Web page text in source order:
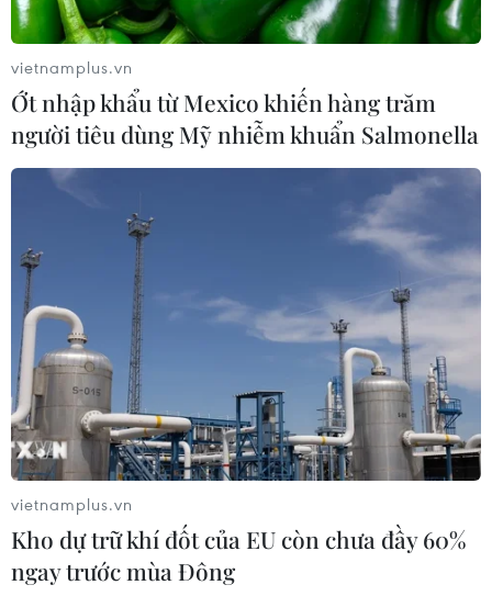
vietnamplus.vn
Ớt nhập khẩu từ Mexico khiến hàng trăm
người tiêu dùng Mỹ nhiễm khuẩn Salmonella
vietnamplus.vn
Kho dự trữ khí đốt của EU còn chưa đầy 60%
ngay trước mùa Đông